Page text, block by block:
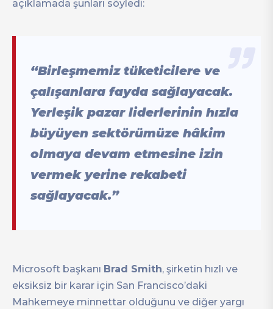
açıklamada şunları söyledi:
“Birleşmemiz tüketicilere ve
çalışanlara fayda sağlayacak.
Yerleşik pazar liderlerinin hızla
büyüyen sektörümüze hâkim
olmaya devam etmesine izin
vermek yerine rekabeti
sağlayacak.”
Microsoft başkanı Brad Smith, şirketin hızlı ve
eksiksiz bir karar için San Francisco’daki
Mahkemeye minnettar olduğunu ve diğer yargı